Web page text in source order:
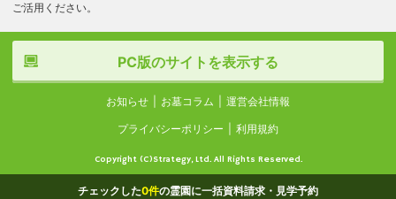
チェックした0件の霊園に一括資料請求・見学予約
ご活用ください。
PC版のサイトを表示する
お知らせ お墓コラム 運営会社情報
プライバシーポリシー 利用規約
Copyright (C)Strategy, Ltd. All Rights Reserved.